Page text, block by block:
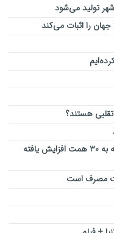
را اثبات می‌کند
هستند؟
عباسی: رقم صندوق بیمه کشاورزی در بودجه به ۳۰ همت افزایش یافته
مصرف است